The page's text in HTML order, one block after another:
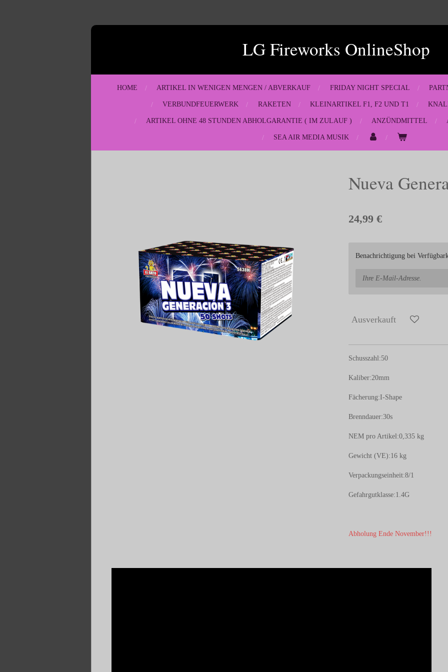
LG Fireworks OnlineShop
HOME ARTIKEL IN WENIGEN MENGEN / ABVERKAUF FRIDAY NIGHT SPECIAL
VERBUNDFEUERWERK RAKETEN KLEINARTIKEL F1, F2 UND T1
ARTIKEL OHNE 48 STUNDEN ABHOLGARANTIE ( IM ZULAUF ) ANZÜNDMITTEL
SEA AIR MEDIA MUSIK
Nueva
24,99 €
Benachrichtigung bei
Ausverkauft
Schusszahl:50
Kaliber:20mm
Fächerung:I-Shape
Brenndauer:30s
NEM pro Artikel:0,335 kg
Gewicht (VE):16 kg
Verpackungseinheit:8/1
Gefahrgutklasse:1.4G
Abholung Ende November!!!